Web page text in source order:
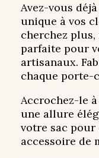
Avez-vous
unique à vos
cherchez
parfaite pour
artisanaux.
chaque porte-
Accrochez-le
une allure
votre sac
accessoire de